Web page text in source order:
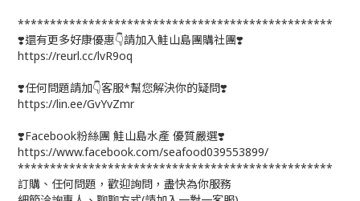
*************************************************
❣️還有更多好康優惠👇請加入鮭山島團購社團❣️
https://reurl.cc/lvR9oq
❣️任何問題請加👇客服*幫您解決你的疑問❣️
https://lin.ee/GvYvZmr
❣️Facebook粉絲團 鮭山島水產 優質嚴選❣️
https://www.facebook.com/seafood039553899/
*************************************************
訂購、任何問題，歡迎詢問，盡快為你服務